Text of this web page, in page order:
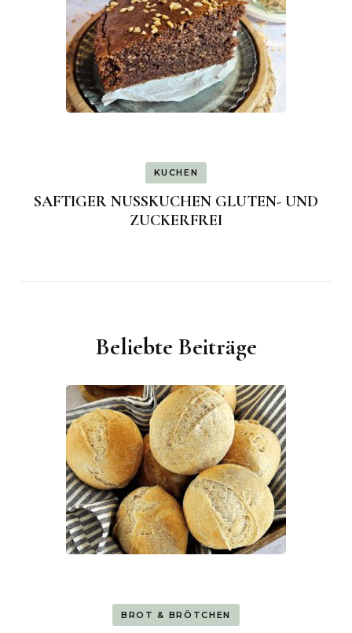
KUCHEN
SAFTIGER NUSSKUCHEN GLUTEN- UND
ZUCKERFREI
Beliebte Beiträge
BROT & BRÖTCHEN